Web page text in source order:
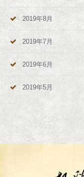
2019年8月
2019年7月
2019年6月
2019年5月